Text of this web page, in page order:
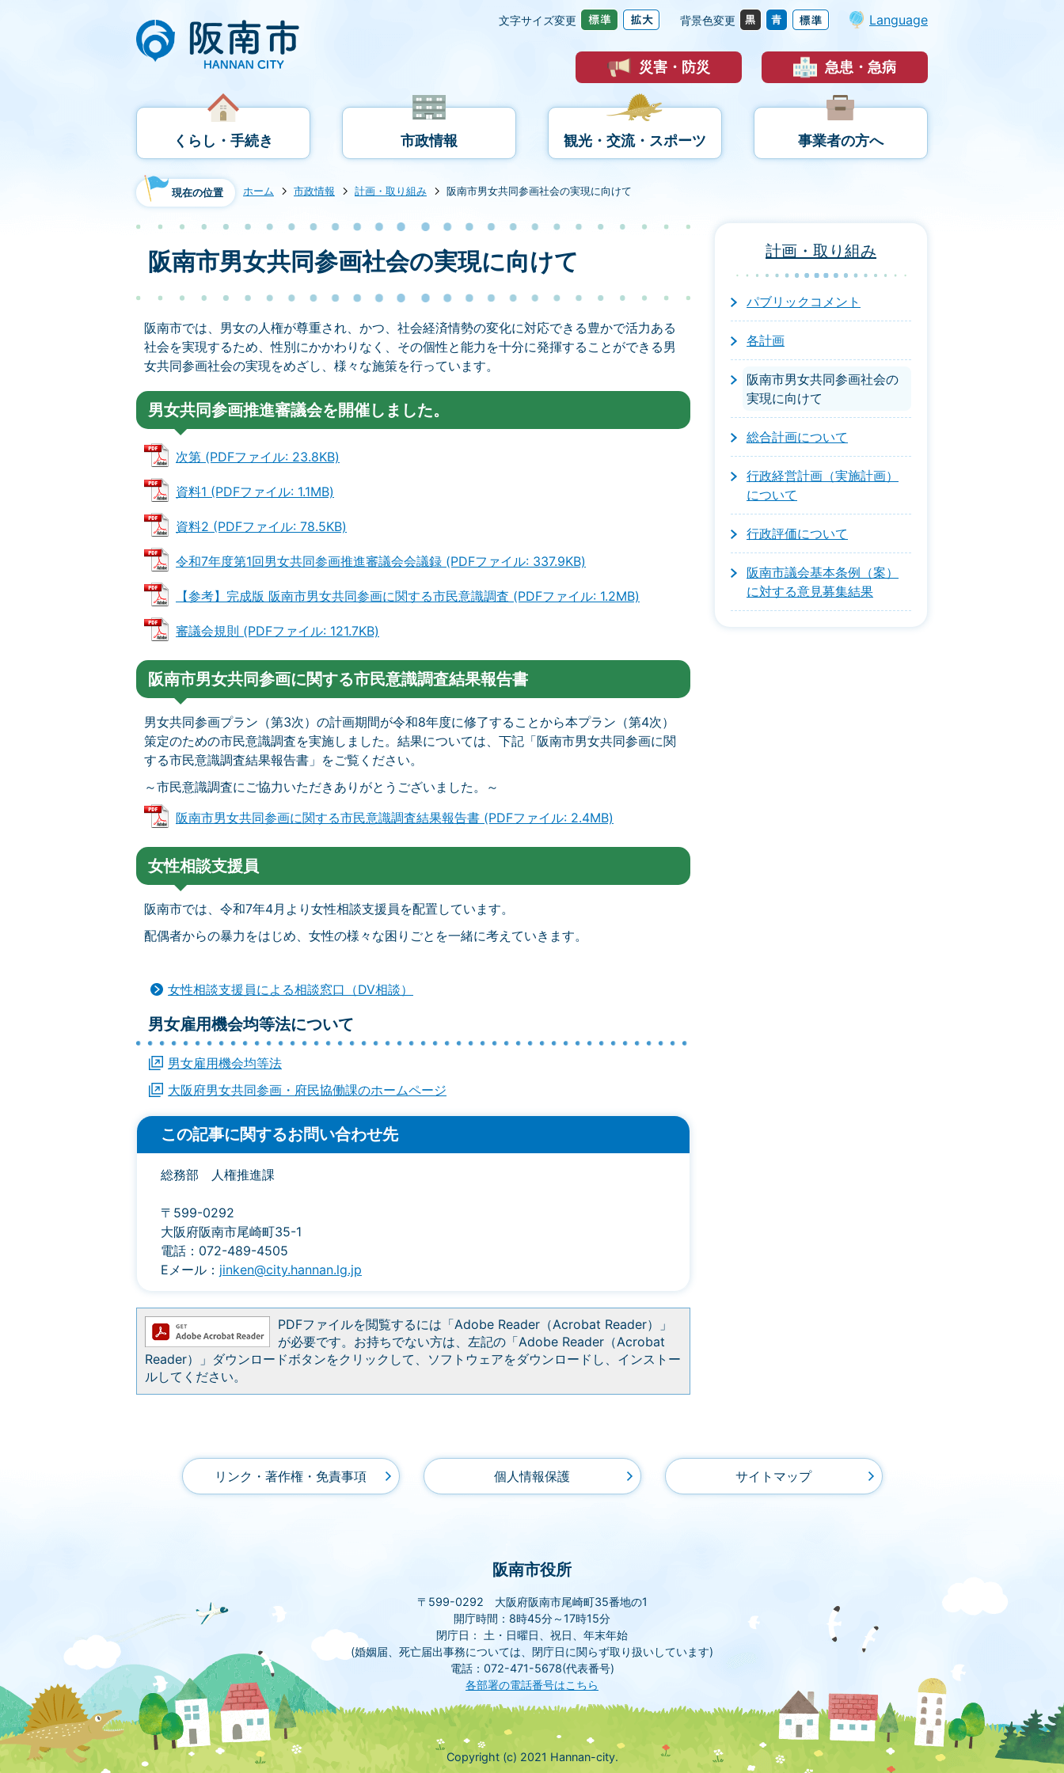
文字サイズ変更 背景色変更 Language
災害・防災 急患・急病
くらし・手続き 市政情報 観光・交流・スポーツ 事業者の方へ
現在の位置 ホーム 市政情報 計画・取り組み 阪南市男女共同参画社会の実現に向けて
阪南市男女共同参画社会の実現に向けて
阪南市では、男女の人権が尊重され、かつ、社会経済情勢の変化に対応できる豊かで活力ある
社会を実現するため、性別にかかわりなく、その個性と能力を十分に発揮することができる男
女共同参画社会の実現をめざし、様々な施策を行っています。
男女共同参画推進審議会を開催しました。
次第 (PDFファイル: 23.8KB)
資料1 (PDFファイル: 1.1MB)
資料2 (PDFファイル: 78.5KB)
令和7年度第1回男女共同参画推進審議会会議録 (PDFファイル: 337.9KB)
【参考】完成版 阪南市男女共同参画に関する市民意識調査 (PDFファイル: 1.2MB)
審議会規則 (PDFファイル: 121.7KB)
阪南市男女共同参画に関する市民意識調査結果報告書
男女共同参画プラン（第3次）の計画期間が令和8年度に修了することから本プラン（第4次）
策定のための市民意識調査を実施しました。結果については、下記「阪南市男女共同参画に関
する市民意識調査結果報告書」をご覧ください。
～市民意識調査にご協力いただきありがとうございました。～
阪南市男女共同参画に関する市民意識調査結果報告書 (PDFファイル: 2.4MB)
女性相談支援員
阪南市では、令和7年4月より女性相談支援員を配置しています。
配偶者からの暴力をはじめ、女性の様々な困りごとを一緒に考えていきます。
女性相談支援員による相談窓口（DV相談）
男女雇用機会均等法について
男女雇用機会均等法
大阪府男女共同参画・府民協働課のホームページ
この記事に関するお問い合わせ先
総務部 人権推進課
〒599-0292
大阪府阪南市尾崎町35-1
電話：072-489-4505
Eメール： jinken@city.hannan.lg.jp
PDFファイルを閲覧するには「Adobe Reader（Acrobat Reader）」
が必要です。お持ちでない方は、左記の「Adobe Reader（Acrobat
Reader）」ダウンロードボタンをクリックして、ソフトウェアをダウンロードし、インストー
ルしてください。
計画・取り組み
パブリックコメント
各計画
阪南市男女共同参画社会の
実現に向けて
総合計画について
行政経営計画（実施計画）
について
行政評価について
阪南市議会基本条例（案）
に対する意見募集結果
リンク・著作権・免責事項 個人情報保護 サイトマップ
阪南市役所
〒599-0292 大阪府阪南市尾崎町35番地の1
開庁時間：8時45分～17時15分
閉庁日： 土・日曜日、祝日、年末年始
(婚姻届、死亡届出事務については、閉庁日に関らず取り扱いしています)
電話：072-471-5678(代表番号)
各部署の電話番号はこちら
Copyright (c) 2021 Hannan-city.